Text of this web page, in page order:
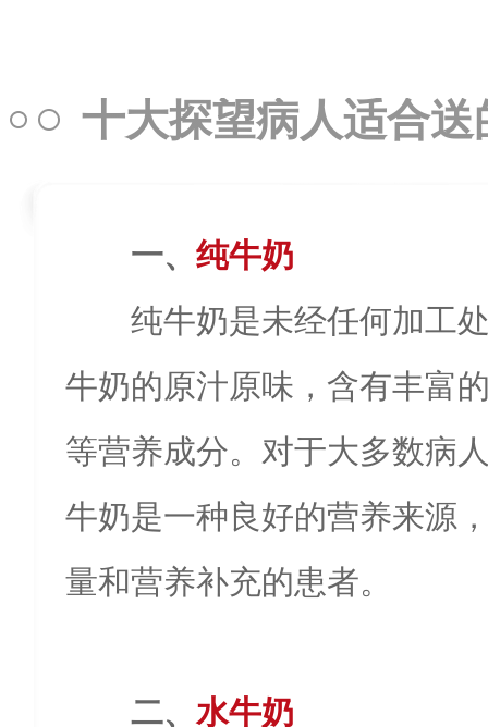
十大探望病人适合
一、 纯牛奶
纯牛奶是未经任何加工
牛奶的原汁原味，含有丰富
等营养成分。对于大多数病
牛奶是一种良好的营养来源
量和营养补充的患者。
二、 水牛奶